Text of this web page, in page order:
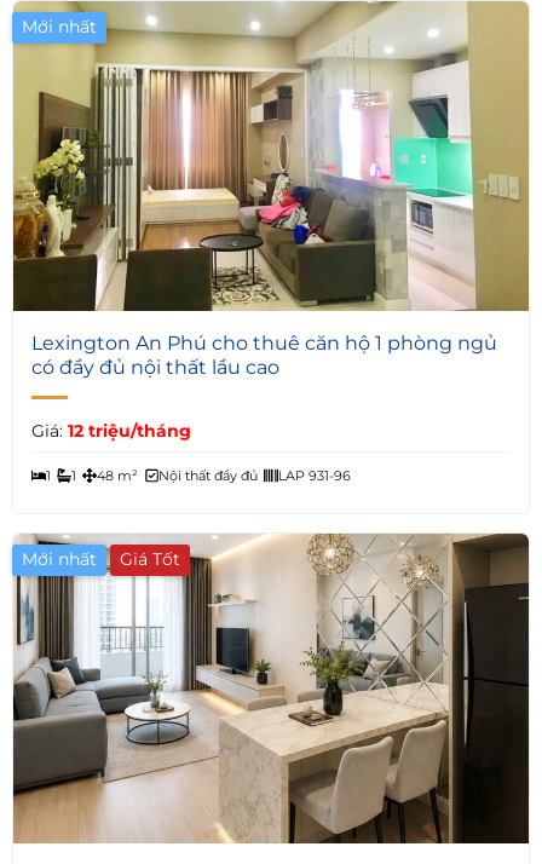
Mới nhất
5
Lexington An Phú cho thuê căn hộ 1 phòng ngủ
có đầy đủ nội thất lầu cao
Giá: 12 triệu/tháng
1 1 48 m² Nội thất đầy đủ LAP 931-96
Mới nhất Giá Tốt